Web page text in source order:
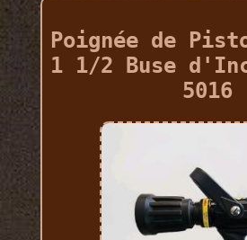
Poignée de
1 1/2 Buse
5016